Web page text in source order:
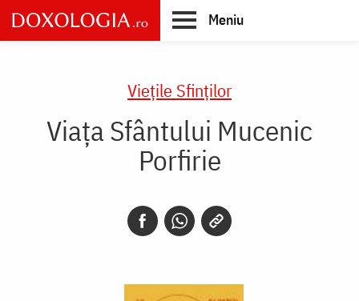
Skip
to
main
Meniu
Vieţile Sfinţilor
Viaţa Sfântului Mucenic
Porfirie